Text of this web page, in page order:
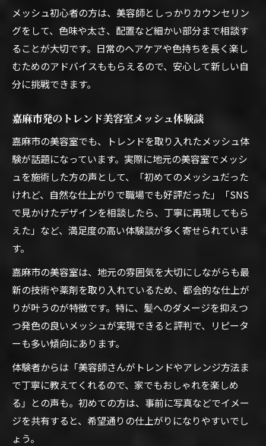
ン
福岡市中央区発の美容室メッシュ成功例
美容室メッシュが支持される理由を深掘り
美容室メッシュで叶う特別な変身ストーリ
ー
現
美容室メッシュでインスタ映えヘアを手に
入れる
トレンド感溢れる美容室メッシュの魅力と
は
インフルエンサー風美容室メッシュの撮影
美容室メッシュで実現するおしゃれなSNS
投稿術
地元で話題の美容室が提案する旬のメッシュ術
美容室メッシュの最新テクニックをチェッ
地元で人気の美容室メッシュ施術の特徴
美容室メッシュが支持される理由を解説
旬の美容室メッシュで自信を手に入れる方
メッシュ初心者の方は、美容師としっかりカウンセリン
グをして、色味や太さ、配置など細かい部分まで相談す
ることが大切です。日常のヘアケアや色持ちを長く楽し
むためのアドバイスももらえるので、安心して新しい自
分に挑戦できます。
嘉麻市発のトレンド美容室メッシュ体験談
嘉麻市の美容室でも、トレンドを取り入れたメッシュ体
験が話題になっています。実際に地元の美容室でメッシ
ュを施術した方の声として、「初めてのメッシュだった
けれど、自然な仕上がりで職場でも好評だった」「SNS
で見かけたデザインを相談したら、丁寧に再現してもら
えた」など、満足度の高い体験談が多く寄せられていま
す。
嘉麻市の美容室は、地元の雰囲気を大切にしながらも最
新の技術や薬剤を取り入れているため、都会的な仕上が
りが叶うのが特徴です。特に、髪へのダメージを抑えつ
つ発色の良いメッシュが実現できると評判で、リピータ
ーも多い傾向にあります。
体験者からは「美容師さんがトレンドやアレンジ方法ま
で丁寧に教えてくれるので、家でもおしゃれを楽しめ
る」との声も。初めての方は、事前に写真などでイメー
ジを共有すると、希望通りの仕上がりになりやすいでし
ょう。